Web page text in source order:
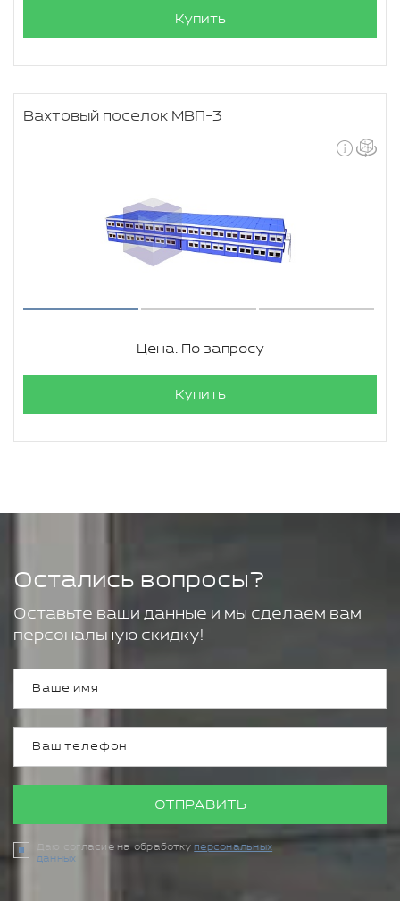
Купить
Вахтовый поселок МВП-3
Цена: По запросу
Купить
Остались вопросы?
Оставьте ваши данные и мы сделаем вам
персональную скидку!
ОТПРАВИТЬ
Даю согласие на обработкуперсональных
данных